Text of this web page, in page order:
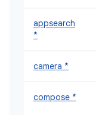
appsearch
*
camera *
compose *